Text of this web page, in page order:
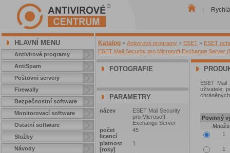
HLAVNÍ MENU
Antivirové programy
AntiSpam
Poštovní servery
Firewally
Bezpečnostní software
Monitorovací software
Ostatní software
Služby
Návody
Katalog » Antivirové programy » ESET » ESET
ESET Mail Security pro Microsoft Exchange Server
FOTOGRAFIE
PARAMETRY
název
ESET Mail Security
pro Microsoft
Exchange Server
počet
licencí
45
platnost
[roky]
1
ESET Mail
uživatele;
Povinný